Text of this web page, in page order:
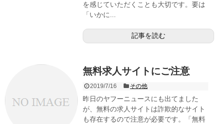
を感じていただくことも大切です。要は
「いかに...
記事を読む
無料求人サイトにご注意
2019/7/16 その他
昨日のヤフーニュースにも出てました
が、無料の求人サイトは詐欺的なサイト
も存在するので注意が必要です。「無料